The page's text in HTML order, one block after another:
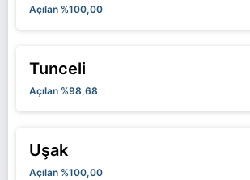
Açılan %100,00
Tunceli
Açılan %98,68
Uşak
Açılan %100,00